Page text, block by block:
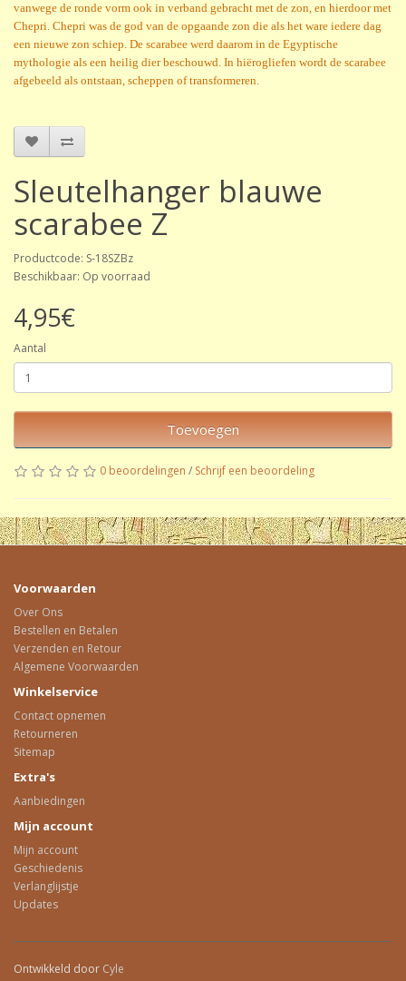
vanwege de ronde vorm ook in verband gebracht met de zon, en hierdoor met
Chepri. Chepri was de god van de opgaande zon die als het ware iedere dag
een nieuwe zon schiep. De scarabee werd daarom in de Egyptische
mythologie als een heilig dier beschouwd. In hiërogliefen wordt de scarabee
afgebeeld als ontstaan, scheppen of transformeren.
Sleutelhanger blauwe
scarabee Z
Productcode: S-18SZBz
Beschikbaar: Op voorraad
4,95€
Aantal
Toevoegen
0 beoordelingen / Schrijf een beoordeling
Voorwaarden
Over Ons
Bestellen en Betalen
Verzenden en Retour
Algemene Voorwaarden
Winkelservice
Contact opnemen
Retourneren
Sitemap
Extra's
Aanbiedingen
Mijn account
Mijn account
Geschiedenis
Verlanglijstje
Updates
Ontwikkeld door Cyle